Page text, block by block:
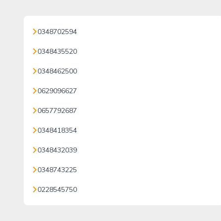
0348702594
0348435520
0348462500
0629096627
0657792687
0348418354
0348432039
0348743225
0228545750